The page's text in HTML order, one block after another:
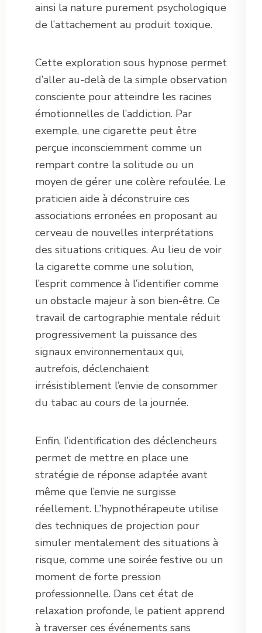
ainsi la nature purement psychologique
de l’attachement au produit toxique.
Cette exploration sous hypnose permet
d’aller au-delà de la simple observation
consciente pour atteindre les racines
émotionnelles de l’addiction. Par
exemple, une cigarette peut être
perçue inconsciemment comme un
rempart contre la solitude ou un
moyen de gérer une colère refoulée. Le
praticien aide à déconstruire ces
associations erronées en proposant au
cerveau de nouvelles interprétations
des situations critiques. Au lieu de voir
la cigarette comme une solution,
l’esprit commence à l’identifier comme
un obstacle majeur à son bien-être. Ce
travail de cartographie mentale réduit
progressivement la puissance des
signaux environnementaux qui,
autrefois, déclenchaient
irrésistiblement l’envie de consommer
du tabac au cours de la journée.
Enfin, l’identification des déclencheurs
permet de mettre en place une
stratégie de réponse adaptée avant
même que l’envie ne surgisse
réellement. L’hypnothérapeute utilise
des techniques de projection pour
simuler mentalement des situations à
risque, comme une soirée festive ou un
moment de forte pression
professionnelle. Dans cet état de
relaxation profonde, le patient apprend
à traverser ces événements sans